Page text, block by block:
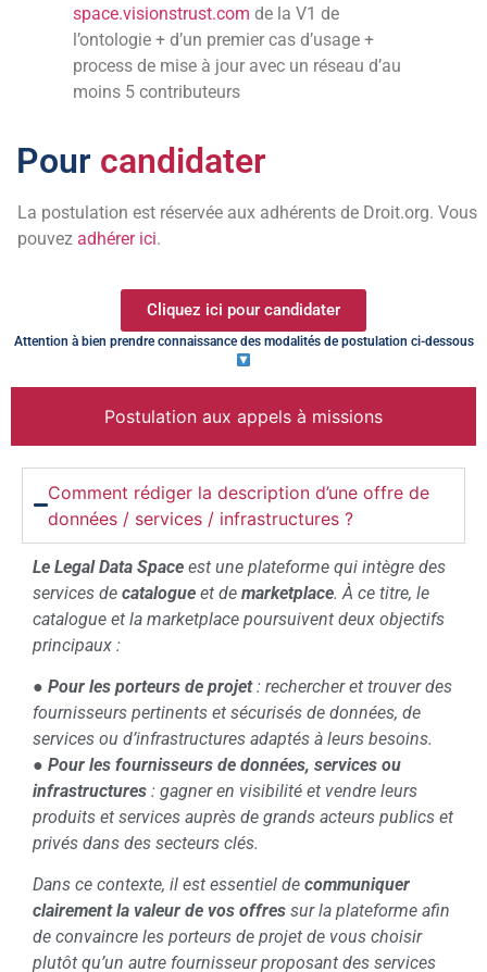
space.visionstrust.com de la V1 de
l’ontologie + d’un premier cas d’usage +
process de mise à jour avec un réseau d’au
moins 5 contributeurs
Pour candidater
La postulation est réservée aux adhérents de Droit.org. Vous
pouvez adhérer ici.
Cliquez ici pour candidater
Attention à bien prendre connaissance des modalités de postulation ci-dessous
Postulation aux appels à missions
Comment rédiger la description d’une offre de
données / services / infrastructures ?
Le Legal Data Space est une plateforme qui intègre des
services de catalogue et de marketplace. À ce titre, le
catalogue et la marketplace poursuivent deux objectifs
principaux :
● Pour les porteurs de projet: rechercher et trouver des
fournisseurs pertinents et sécurisés de données, de
services ou d’infrastructures adaptés à leurs besoins.
● Pour les fournisseurs de données, services ou
infrastructures : gagner en visibilité et vendre leurs
produits et services auprès de grands acteurs publics et
privés dans des secteurs clés.
Dans ce contexte, il est essentiel de communiquer
clairement la valeur de vos offres sur la plateforme afin
de convaincre les porteurs de projet de vous choisir
plutôt qu’un autre fournisseur proposant des services